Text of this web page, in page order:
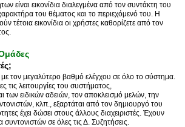
είναι εικονίδια διαλεγμένα από τον συντάκτη του
του θέματος και το περιεχόμενό του. Η
τέτοια εικονίδια οι χρήστες καθορίζετε από τον
με τον μεγαλύτερο βαθμό ελέγχου σε όλο το σύστημα.
τις λειτουργίες του συστήματος,
των ειδικών αδειών, τον αποκλεισμό μελών, την
κλπ., εξαρτάται από τον δημιουργό του
έχει δώσει στους άλλους διαχειριστές. Έχουν
σε όλες τις Δ. Συζητήσεις.